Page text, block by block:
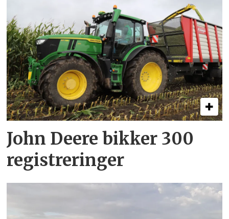
John Deere bikker 300
registreringer